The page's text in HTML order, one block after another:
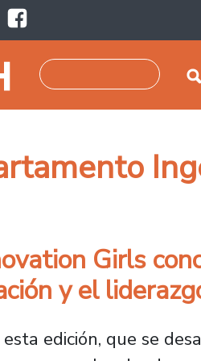
Girls
y el
edición, que se